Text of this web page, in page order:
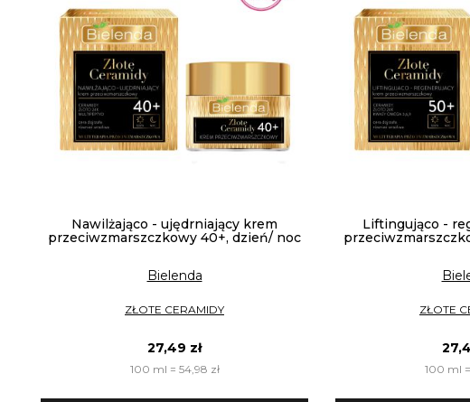
Nawilżająco - ujędrniający krem
przeciwzmarszczkowy 40+, dzień/ noc
Bielenda
ZŁOTE CERAMIDY
27,49 zł
100 ml = 54,98 zł
Liftingująco -
ZŁOTE
100 ml